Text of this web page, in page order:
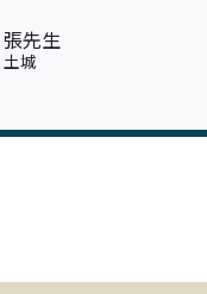
張先生
土城